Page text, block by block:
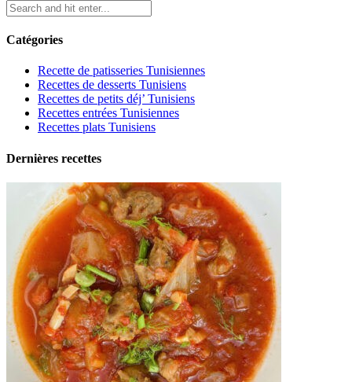
Catégories
Recette de patisseries Tunisiennes
Recettes de desserts Tunisiens
Recettes de petits déj’ Tunisiens
Recettes entrées Tunisiennes
Recettes plats Tunisiens
Dernières recettes